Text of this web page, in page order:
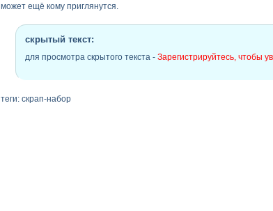
может ещё кому приглянутся.
скрытый текст:
для просмотра скрытого текста - Зарегистрируйтесь, чтобы
теги: скрап-набор